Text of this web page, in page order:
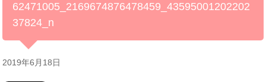
62471005_2169674876478459_43595001202202
37824_n
2019年6月18日